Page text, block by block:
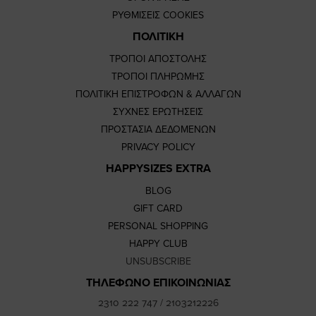
ΡΥΘΜΙΣΕΙΣ COOKIES
ΠΟΛΙΤΙΚΗ
ΤΡΟΠΟΙ ΑΠΟΣΤΟΛΗΣ
ΤΡΟΠΟΙ ΠΛΗΡΩΜΗΣ
ΠΟΛΙΤΙΚΗ ΕΠΙΣΤΡΟΦΩΝ & ΑΛΛΑΓΩΝ
ΣΥΧΝΕΣ ΕΡΩΤΗΣΕΙΣ
ΠΡΟΣΤΑΣΙΑ ΔΕΔΟΜΕΝΩΝ
PRIVACY POLICY
HAPPYSIZES EXTRA
BLOG
GIFT CARD
PERSONAL SHOPPING
HAPPY CLUB
UNSUBSCRIBE
ΤΗΛΕΦΩΝΟ ΕΠΙΚΟΙΝΩΝΙΑΣ
2310 222 747/ 2103212226